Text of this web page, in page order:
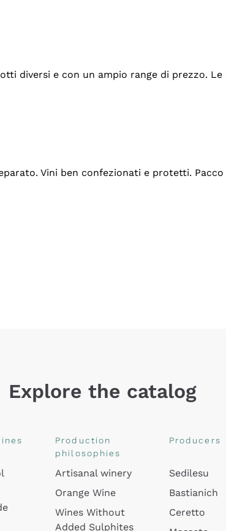
diversi e con un ampio range di prezzo.
Vini ben confezionati e protetti.
Explore the catalog
Production
philosophies
Artisanal winery
Orange Wine
Wines Without
Added Sulphites
Producers
Sedilesu
Bastianich
Ceretto